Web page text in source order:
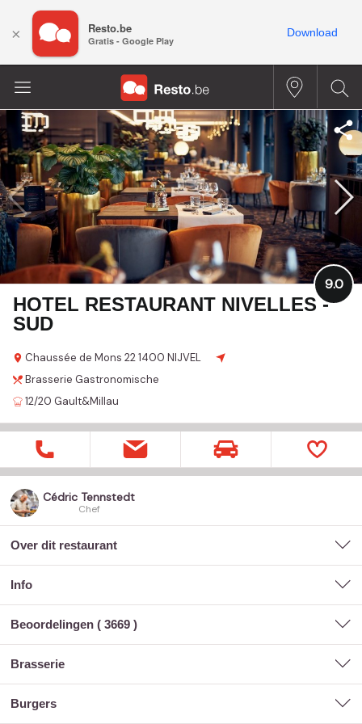
HOTEL RESTAURANT NIVELLES -
SUD
Chaussée de Mons 221400 NIJVEL
9.0
Brasserie Gastronomische
12/20 Gault&Millau
Cédric Tennstedt
Chef
Over dit restaurant
Info
Beoordelingen ( 3669 )
brasserie
burgers
× Resto.be
Gratis - Google Play
Download